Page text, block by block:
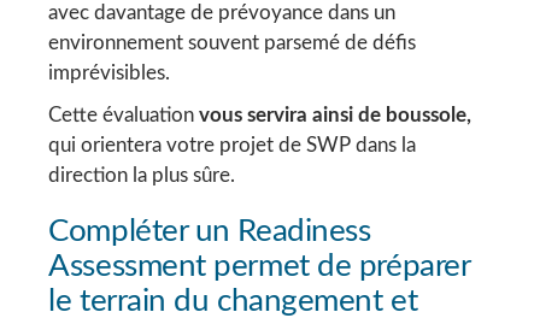
avec davantage de prévoyance dans un
environnement souvent parsemé de défis
imprévisibles.
Cette évaluationvous servira ainsi de boussole,
qui orientera votre projet de SWP dans la
direction la plus sûre.
Compléter un Readiness
Assessment permet de préparer
le terrain du changement et